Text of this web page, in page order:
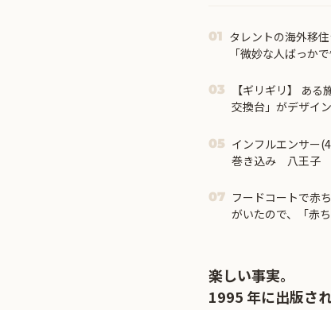
01 タレントの海外移
「微妙な人ばっか
03
【ギリギリ】 あ
交換台」がデザイ
05 インフルエンサー
巻き込み 八王子
07 フードコートで赤
がいたので、「赤
楽しい事実。
1995 年に出版さ